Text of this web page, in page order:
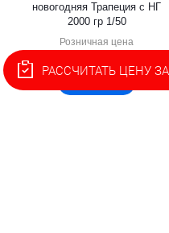
новогодняя Трапеция с НГ
2000 гр 1/50
Розничная цена
РАССЧИТАТЬ ЦЕНУ